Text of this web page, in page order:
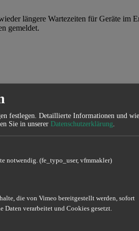
längere Wartezeiten für Geräte im
gemeldet.
Versicherungslösung eine
Anlagen wie bspw.
Ungeschicklichkeit,
festlegen. Detaillierte Informationen und
Sie in unserer Datenschutzerklärung.
notwendig. (fe_typo_user, vfmmakler)
die von Vimeo bereitgestellt werden, sofort
Daten verarbeitet und Cookies gesetzt.